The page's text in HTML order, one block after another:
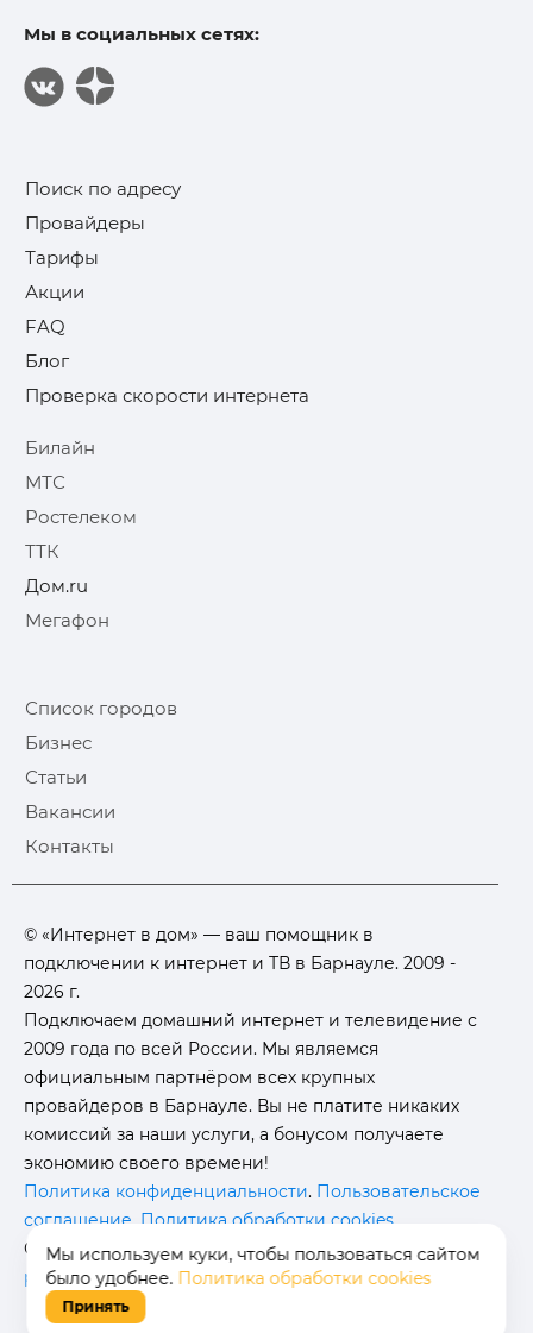
Мы в социальных сетях:
Поиск по адресу
Провайдеры
Тарифы
Акции
FAQ
Блог
Проверка скорости интернета
Билайн
МТС
Ростелеком
ТТК
Дом.ru
Мегафон
Список городов
Бизнес
Статьи
Вакансии
Контакты
© «Интернет в дом» — ваш помощник в
подключении к интернет и ТВ в Барнауле. 2009 -
2026 г.
Подключаем домашний интернет и телевидение с
2009 года по всей России. Мы являемся
официальным партнёром всех крупных
провайдеров в Барнауле. Вы не платите никаких
комиссий за наши услуги, а бонусом получаете
экономию своего времени!
Политика конфиденциальности. Пользовательское
соглашение Политика обработки cookies
Отписаться от полученияинформационных
рассылокот данного ресурса можно настранице
Мы используем куки, чтобы пользоваться сайтом
было удобнее. Политика обработки cookies
Принять